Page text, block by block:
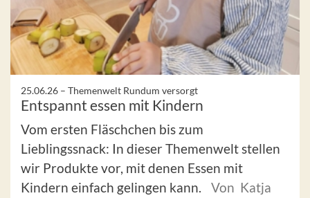
25.06.26 – Themenwelt Rundum versorgt
Entspannt essen mit Kindern
Vom ersten Fläschchen bis zum
Lieblingssnack: In dieser Themenwelt stellen
wir Produkte vor, mit denen Essen mit
Kindern einfach gelingen kann.
Von Katja